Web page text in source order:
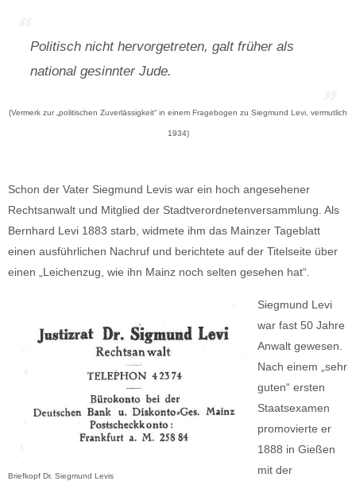
Politisch nicht hervorgetreten, galt früher als
national gesinnter Jude.
(Vermerk zur „politischen Zuverlässigkeit“ in einem Fragebogen zu Siegmund Levi, vermutlich
1934)
Schon der Vater Siegmund Levis war ein hoch angesehener
Rechtsanwalt und Mitglied der Stadtverordnetenversammlung. Als
Bernhard Levi 1883 starb, widmete ihm das Mainzer Tageblatt
einen ausführlichen Nachruf und berichtete auf der Titelseite über
einen „Leichenzug, wie ihn Mainz noch selten gesehen hat“.
Briefkopf Dr. Siegmund Levis
Siegmund Levi
war fast 50 Jahre
Anwalt gewesen.
Nach einem „sehr
guten“ ersten
Staatsexamen
promovierte er
1888 in Gießen
mit der